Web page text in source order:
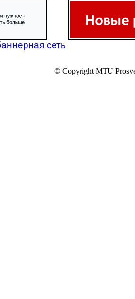
сеть
© Copyright MTU